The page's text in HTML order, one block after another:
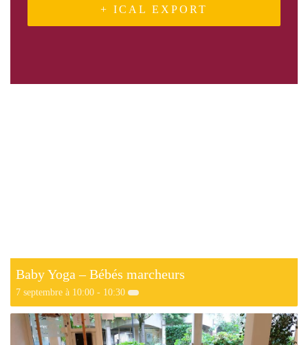
+ ICAL EXPORT
Baby Yoga – Bébés marcheurs
7 septembre à 10:00 - 10:30